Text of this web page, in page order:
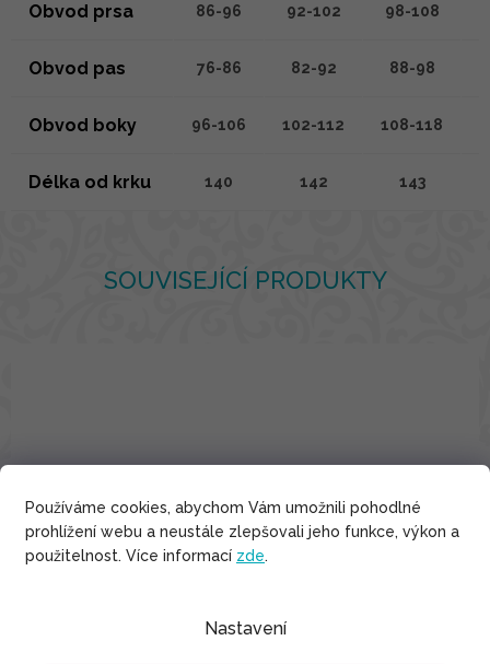
Používáme cookies, abychom Vám umožnili pohodlné
prohlížení webu a neustále zlepšovali jeho funkce, výkon a
použitelnost. Více informací zde.
Nastavení
SOUVISEJÍCÍ PRODUKTY
Obvod prsa 86-96 92-102 98-108
Obvod pas 76-86 82-92 88-98
Obvod boky 96-106 102-112 108-118
Délka od krku 140 142 143